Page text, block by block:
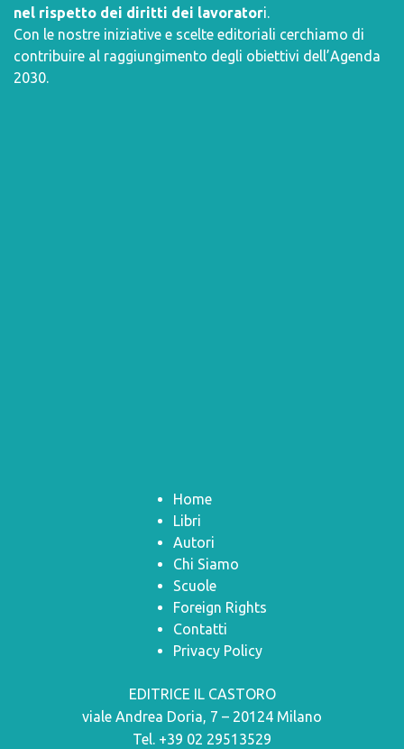
nel rispetto dei diritti dei lavoratori.
Con le nostre iniziative e scelte editoriali cerchiamo di
contribuire al raggiungimento degli obiettivi dell’Agenda
2030.
Home
Libri
Autori
Chi Siamo
Scuole
Foreign Rights
Contatti
Privacy Policy
EDITRICE IL CASTORO
viale Andrea Doria, 7 – 20124 Milano
Tel. +39 02 29513529